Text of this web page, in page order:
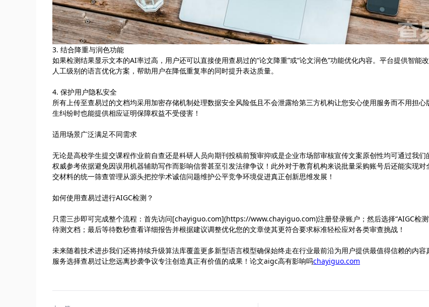
3. 结合降重与润色功能
如果检测结果显示文本的AI率过高，用户还可以直接使用查易过的“论文降重”或“论文润色”功能优化内容。平台提供智能
人工级别的语言优化方案，帮助用户在降低重复率的同时提升表达质量。
4. 保护用户隐私安全
所有上传至查易过的文档均采用加密存储机制处理数据安全风险低且不会泄露给第三方机构让您安心使用服务而不用担心
生纠纷时也能提供相应证明保障权益不受侵害！
适用场景广泛满足不同需求
无论是高校学生提交课程作业前自查还是科研人员向期刊投稿前预审抑或是企业市场部审核宣传文案原创性均可通过我们
权威参考依据避免因误用机器辅助写作而影响信誉甚至引发法律争议！此外对于教育机构来说批量采购账号后还能实现对
交材料的统一筛查管理从源头把控学术诚信问题维护公平竞争环境促进真正创新思维发展！
如何使用查易过进行AIGC检测？
只需三步即可完成整个流程：首先访问[chayiguo.com](https://www.chayiguo.com)注册登录账户；然后选择“AIGC检测
待测文档；最后等待数秒查看详细报告并根据建议调整优化您的文章使其更符合要求标准轻松应对各类审查挑战！
未来随着技术进步我们还将持续升级算法库覆盖更多新型语言模型确保始终走在行业最前沿为用户提供最值得信赖的内容
服务选择查易过让您远离抄袭争议专注创造真正有价值的成果！论文aigc高有影响吗chayiguo.com